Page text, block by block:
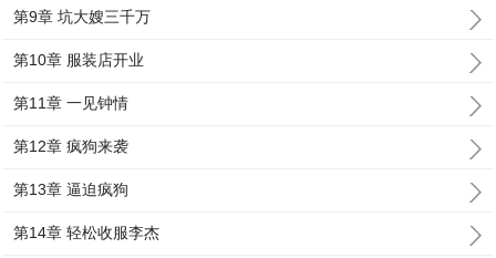
第9章 坑大嫂三千万
第10章 服装店开业
第11章 一见钟情
第12章 疯狗来袭
第13章 逼迫疯狗
第14章 轻松收服李杰